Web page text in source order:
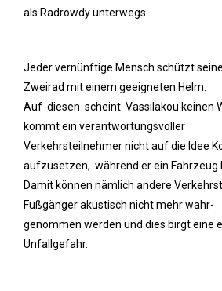
als Radrowdy unterwegs.
Jeder vernünftige Mensch schützt
Zweirad mit einem geeigneten Helm.
Auf diesen scheint Vassilakou keinen
kommt ein verantwortungsvoller
Verkehrsteilnehmer nicht auf die Idee
aufzusetzen, während er ein Fahrzeug
Damit können nämlich andere
Fußgänger akustisch nicht mehr wahr-
genommen werden und dies birgt eine
Unfallgefahr.